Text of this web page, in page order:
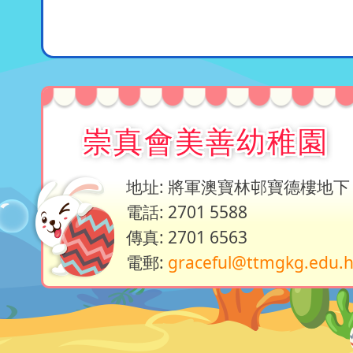
崇真會美善幼稚園
地址: 將軍澳寶林邨寶德樓地下
電話: 2701 5588
傳真: 2701 6563
電郵: